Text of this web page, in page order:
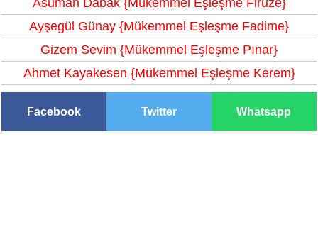
Asuman Dabak {Mükemmel Eşleşme Firuze}
Ayşegül Günay {Mükemmel Eşleşme Fadime}
Gizem Sevim {Mükemmel Eşleşme Pınar}
Ahmet Kayakesen {Mükemmel Eşleşme Kerem}
Facebook Twitter Whatsapp